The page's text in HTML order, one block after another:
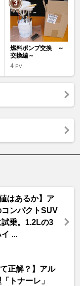
燃料ポンプ交換 ～
交換編～
4 PV
はあるか】ア
ンパクトSUV
試乗。1.2Lの3
...
正解？】アル
トナーレ」